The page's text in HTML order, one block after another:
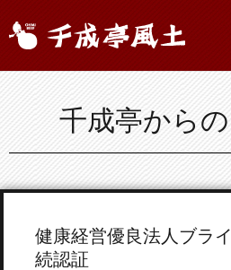
千成亭から
健康経営優良法人ブラ
続認証